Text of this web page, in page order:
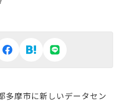
多摩市に新しいデータセン